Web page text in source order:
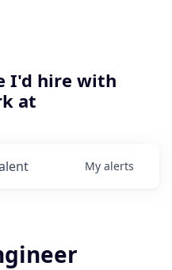
I'd hire with
at
My alerts